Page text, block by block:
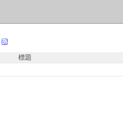
標題